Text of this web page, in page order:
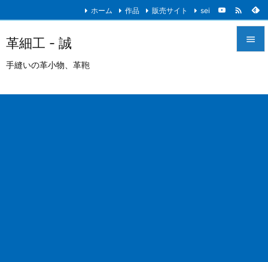
革細工 - 誠
手縫いの革小物、革鞄


ホーム 作品 販売サイト sei 